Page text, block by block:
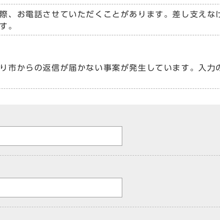
、お電話させていただくことがあります。差し支え
。
市からの返信が届かない事案が発生しています。入